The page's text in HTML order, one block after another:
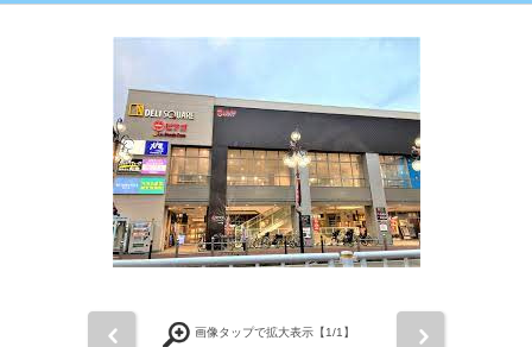
画像タップで拡大表示【1/1】